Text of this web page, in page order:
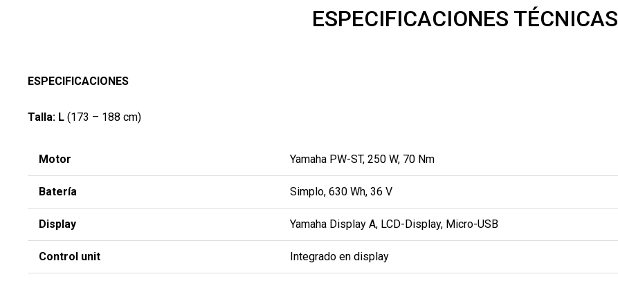
ESPECIFICACIONES TÉCNICAS
ESPECIFICACIONES
Talla: L (173 – 188 cm)
Motor Yamaha PW-ST, 250 W, 70 Nm
Batería Simplo, 630 Wh, 36 V
Display Yamaha Display A, LCD-Display, Micro-USB
Control unit Integrado en display